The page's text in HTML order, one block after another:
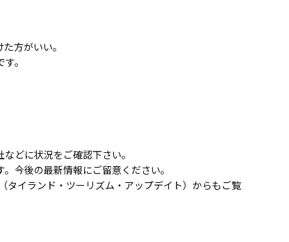
方がいい。
。
どに状況をご確認下さい。
今後の最新情報にご留意ください。
イランド・ツーリズム・アップデイト）からもご覧